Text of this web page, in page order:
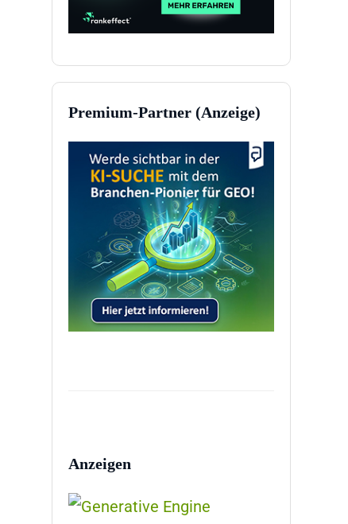
Premium-Partner (Anzeige)
Anzeigen